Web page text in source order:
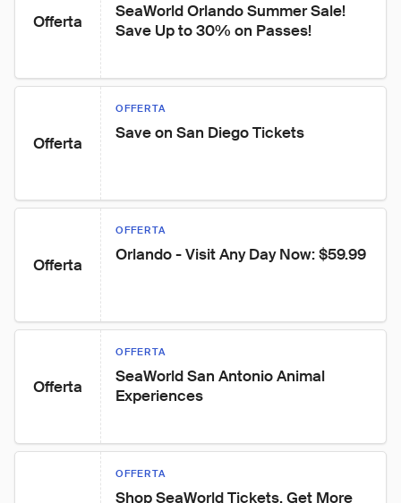
Offerta
SeaWorld Orlando Summer Sale!
Save Up to 30% on Passes!
Offerta
OFFERTA
Save on San Diego Tickets
Offerta
OFFERTA
Orlando - Visit Any Day Now: $59.99
Offerta
OFFERTA
SeaWorld San Antonio Animal
Experiences
OFFERTA
Shop SeaWorld Tickets, Get More